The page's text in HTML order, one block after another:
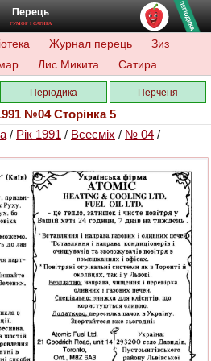
Перець
ГУМОР І САТИРА
Журнал перець
Зиз
Лис Микита Сатира
Періодика Перченя
№04 Сторінка 5
/ Рік 1991 / Всесміх / № 04 /